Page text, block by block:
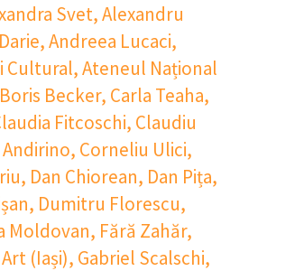
Svet,Alexandru
,Andreea Lucaci,
Cultural,Ateneul Național
Boris Becker, Carla Teaha,
Fitcoschi, Claudiu
, Corneliu Ulici,
, Dan Chiorean, Dan Pița,
, Dumitru Florescu,
Moldovan, Fără Zahăr,
(Iași), Gabriel Scalschi,